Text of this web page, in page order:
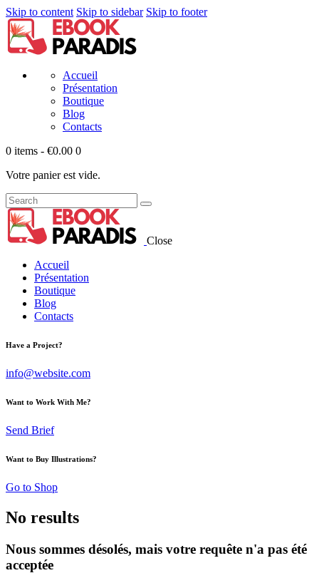
Skip to content Skip to sidebar Skip to footer
Accueil
Présentation
Boutique
Blog
Contacts
0 items - €0.00 0
Votre panier est vide.
Close
Accueil
Présentation
Boutique
Blog
Contacts
Have a Project?
info@website.com
Want to Work With Me?
Send Brief
Want to Buy Illustrations?
Go to Shop
No results
Nous sommes désolés, mais votre requête n'a pas été
acceptée